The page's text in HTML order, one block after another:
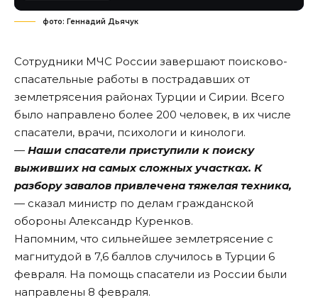
фото: Геннадий Дьячук
Сотрудники МЧС России завершают поисково-
спасательные работы в пострадавших от
землетрясения районах Турции и Сирии. Всего
было направлено более 200 человек, в их числе
спасатели, врачи, психологи и кинологи.
— Наши спасатели приступили к поиску
выживших на самых сложных участках. К
разбору завалов привлечена тяжелая техника,
— сказал министр по делам гражданской
обороны Александр Куренков.
Напомним, что сильнейшее землетрясение с
магнитудой в 7,6 баллов случилось в Турции 6
февраля. На помощь спасатели из России были
направлены 8 февраля.